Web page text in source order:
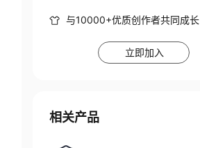
与10000+优质创作者共同成长
立即加入
相关产品